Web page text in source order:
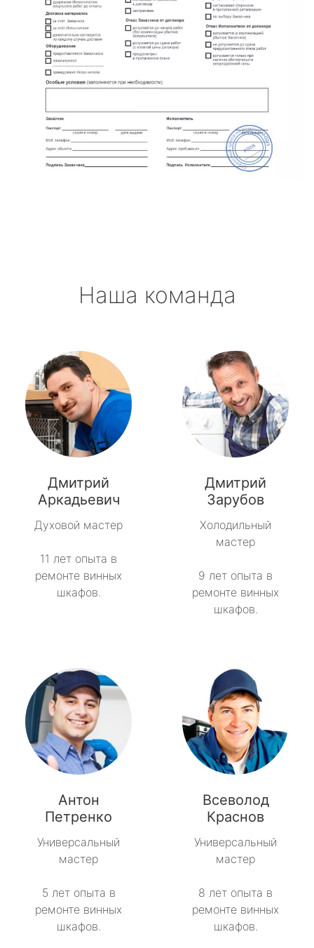
Наша команда
Дмитрий
Аркадьевич
Духовой мастер
11 лет опыта в
ремонте винных
шкафов.
Дмитрий
Зарубов
Холодильный
мастер
9 лет опыта в
ремонте винных
шкафов.
Антон
Петренко
Универсальный
мастер
5 лет опыта в
ремонте винных
шкафов.
Всеволод
Краснов
Универсальный
мастер
8 лет опыта в
ремонте винных
шкафов.